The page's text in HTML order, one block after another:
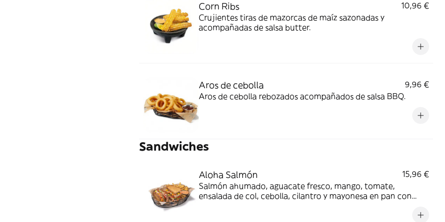
Corn Ribs
10,96 €
Crujientes tiras de mazorcas de maíz sazonadas y
acompañadas de salsa butter.
Aros de cebolla
9,96 €
Aros de cebolla rebozados acompañados de salsa BBQ.
Sandwiches
Aloha Salmón
15,96 €
Salmón ahumado, aguacate fresco, mango, tomate,
ensalada de col, cebolla, cilantro y mayonesa en pan con
previamente congelados a Tª < de -20ºC, mínimo 24 horas.